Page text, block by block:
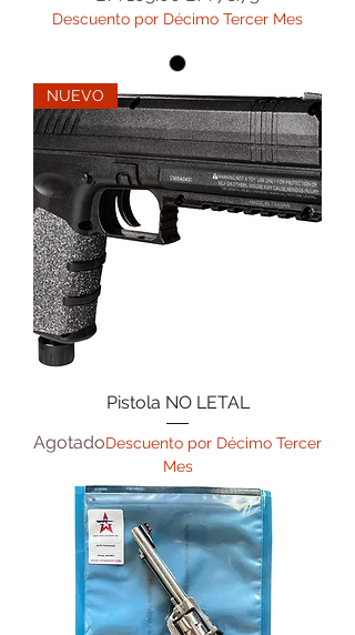
Descuento por Décimo Tercer Mes
NUEVO
Pistola NO LETAL
AgotadoDescuento por Décimo Tercer
Mes